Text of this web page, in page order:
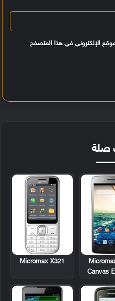
الإلكتروني في هذا المتصفح
صلة
Canvas
Micromax X321